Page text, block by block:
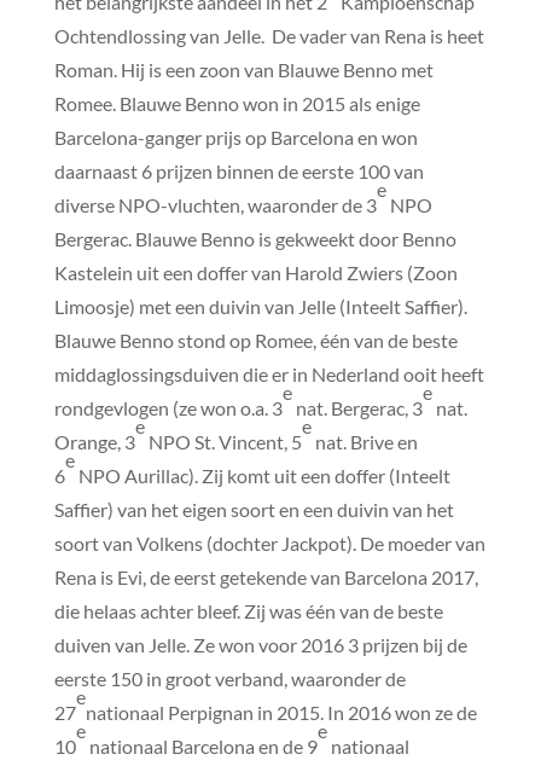
Ochtendlossing van Jelle. De vader van Rena is heet
Roman. Hij is een zoon van Blauwe Benno met
Romee. Blauwe Benno won in 2015 als enige
Barcelona-ganger prijs op Barcelona en won
daarnaast 6 prijzen binnen de eerste 100 van
diverse NPO-vluchten, waaronder de 3
e
NPO
Bergerac. Blauwe Benno is gekweekt door Benno
Kastelein uit een doffer van Harold Zwiers (Zoon
Limoosje) met een duivin van Jelle (Inteelt Saffier).
Blauwe Benno stond op Romee, één van de beste
middaglossingsduiven die er in Nederland ooit heeft
rondgevlogen (ze won o.a. 3
e
nat. Bergerac, 3
e
nat.
Orange, 3
e
NPO St. Vincent, 5
e
nat. Brive en
6
e
NPO Aurillac). Zij komt uit een doffer (Inteelt
Saffier) van het eigen soort en een duivin van het
soort van Volkens (dochter Jackpot). De moeder van
Rena is Evi, de eerst getekende van Barcelona 2017,
die helaas achter bleef. Zij was één van de beste
duiven van Jelle. Ze won voor 2016 3 prijzen bij de
eerste 150 in groot verband, waaronder de
27
e
nationaal Perpignan in 2015. In 2016 won ze de
10
e
nationaal Barcelona en de 9
e
nationaal